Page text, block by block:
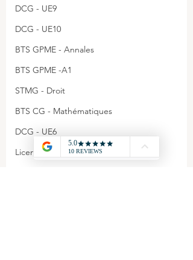
DCG - UE9
DCG - UE10
BTS GPME - Annales
BTS GPME -A1
STMG - Droit
BTS CG - Mathématiques
DCG - UE6
Licence économie gestion